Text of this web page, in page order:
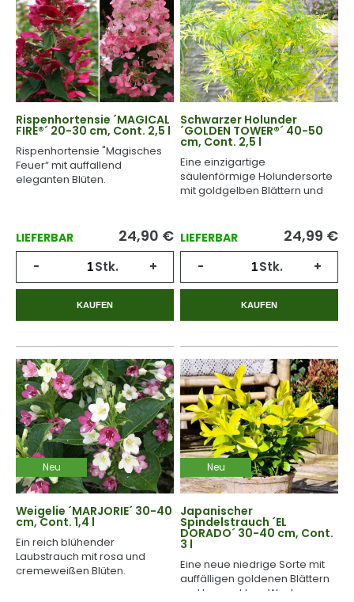
Rispenhortensie ´MAGICAL
FIRE®´ 20-30 cm, Cont. 2,5 l
Rispenhortensie "Magisches
Feuer“ mit auffallend
eleganten Blüten.
LIEFERBAR 24,90 €
- Stk. +
KAUFEN
Schwarzer Holunder
´GOLDEN TOWER®´ 40-50
cm, Cont. 2,5 l
Eine einzigartige
säulenförmige Holundersorte
mit goldgelben Blättern und
LIEFERBAR 24,99 €
- Stk. +
KAUFEN
Neu
Weigelie ´MARJORIE´ 30-40
cm, Cont. 1,4 l
Ein reich blühender
Laubstrauch mit rosa und
cremeweißen Blüten.
Neu
Japanischer
Spindelstrauch ´EL
DORADO´ 30-40 cm, Cont.
3 l
Eine neue niedrige Sorte mit
auffälligen goldenen Blättern
und kompaktem Wuchs.